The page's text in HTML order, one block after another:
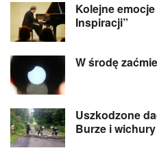
Kolejne
Inspiracji”
W środę
Uszkodzone
Burze i